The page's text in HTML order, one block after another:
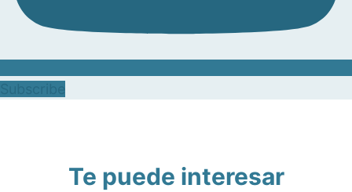
Te puede interesar